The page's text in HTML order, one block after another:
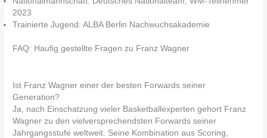
2023
Trainierte Jugend: ALBA Berlin Nachwuchsakademie
FAQ: Haufig gestellte Fragen zu Franz Wagner
Ist Franz Wagner einer der besten Forwards seiner
Generation?
Ja, nach Einschatzung vieler Basketballexperten gehort Franz
Wagner zu den vielversprechendsten Forwards seiner
Jahrgangsstufe weltweit. Seine Kombination aus Scoring,